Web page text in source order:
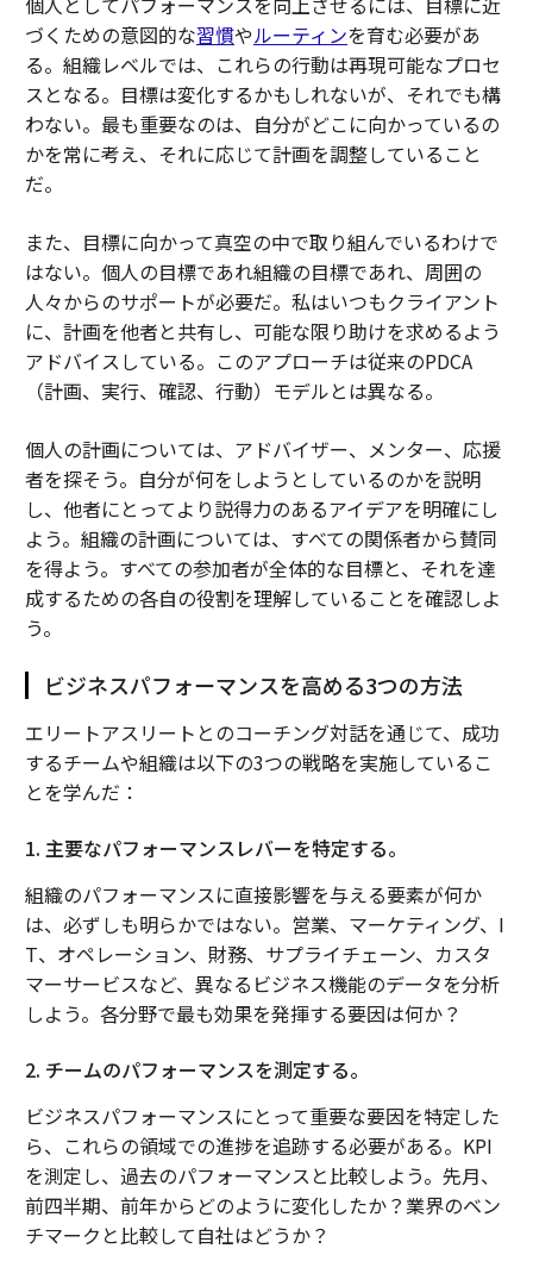
づくための意図的な習慣やルーティンを育む必要があ
る。組織レベルでは、これらの行動は再現可能なプロセ
スとなる。目標は変化するかもしれないが、それでも構
わない。最も重要なのは、自分がどこに向かっているの
かを常に考え、それに応じて計画を調整していること
だ。
また、目標に向かって真空の中で取り組んでいるわけで
はない。個人の目標であれ組織の目標であれ、周囲の
人々からのサポートが必要だ。私はいつもクライアント
に、計画を他者と共有し、可能な限り助けを求めるよう
アドバイスしている。このアプローチは従来のPDCA
（計画、実行、確認、行動）モデルとは異なる。
個人の計画については、アドバイザー、メンター、応援
者を探そう。自分が何をしようとしているのかを説明
し、他者にとってより説得力のあるアイデアを明確にし
よう。組織の計画については、すべての関係者から賛同
を得よう。すべての参加者が全体的な目標と、それを達
成するための各自の役割を理解していることを確認しよ
う。
ビジネスパフォーマンスを高める3つの方法
エリートアスリートとのコーチング対話を通じて、成功
するチームや組織は以下の3つの戦略を実施しているこ
とを学んだ：
1. 主要なパフォーマンスレバーを特定する。
組織のパフォーマンスに直接影響を与える要素が何か
は、必ずしも明らかではない。営業、マーケティング、I
T、オペレーション、財務、サプライチェーン、カスタ
マーサービスなど、異なるビジネス機能のデータを分析
しよう。各分野で最も効果を発揮する要因は何か？
2. チームのパフォーマンスを測定する。
ビジネスパフォーマンスにとって重要な要因を特定した
ら、これらの領域での進捗を追跡する必要がある。KPI
を測定し、過去のパフォーマンスと比較しよう。先月、
前四半期、前年からどのように変化したか？業界のベン
チマークと比較して自社はどうか？